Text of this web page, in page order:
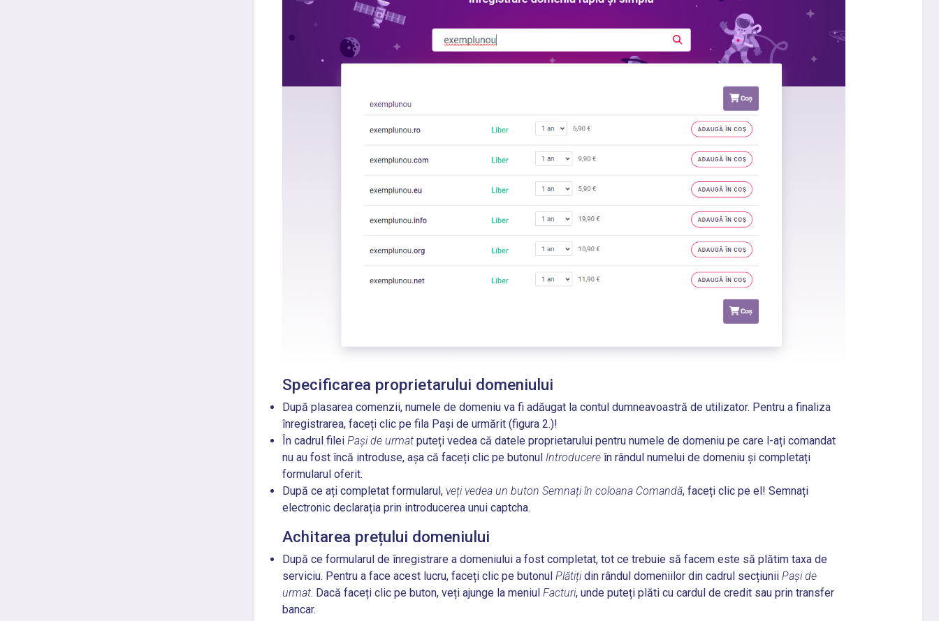
Specificarea proprietarului domeniului
După plasarea comenzii, numele de domeniu va fi adăugat la contul dumneavoastră de utilizator. Pentru a finaliza
înregistrarea, faceți clic pe fila Pași de urmărit (figura 2.)!
În cadrul filei Pași de urmat puteți vedea că datele proprietarului pentru numele de domeniu pe care l-ați comandat
nu au fost încă introduse, așa că faceți clic pe butonul Introducere în rândul numelui de domeniu și completați
formularul oferit.
După ce ați completat formularul, veți vedea un buton Semnați în coloana Comandă, faceți clic pe el! Semnați
electronic declarația prin introducerea unui captcha.
Achitarea prețului domeniului
După ce formularul de înregistrare a domeniului a fost completat, tot ce trebuie să facem este să plătim taxa de
serviciu. Pentru a face acest lucru, faceți clic pe butonul Plătițidin rândul domeniilor din cadrul secțiunii Pași de
urmat. Dacă faceți clic pe buton, veți ajunge la meniul Facturi, unde puteți plăti cu cardul de credit sau prin transfer
bancar.